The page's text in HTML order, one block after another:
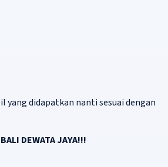
yang didapatkan nanti sesuai dengan
DEWATA JAYA!!!